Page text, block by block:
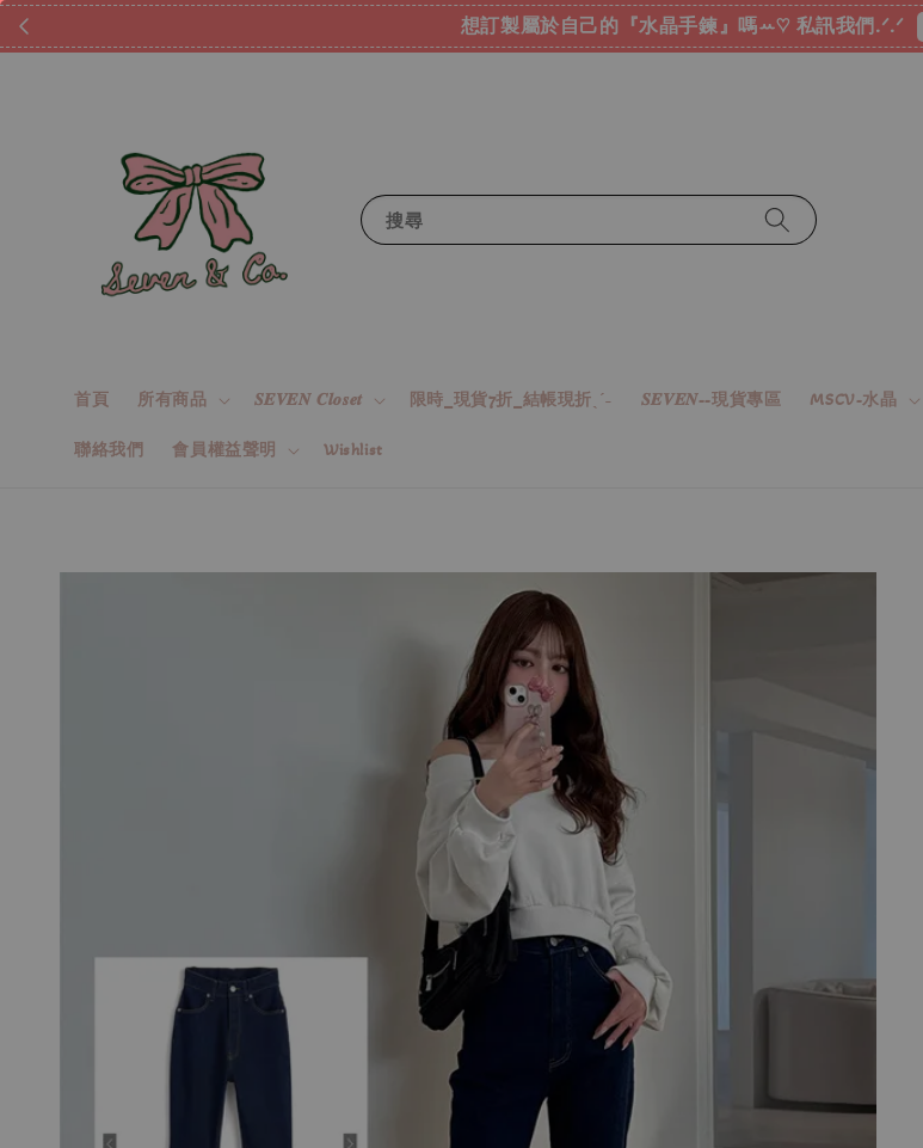
想訂製屬於自己的『水晶手鍊』嗎ꕀ♡ 私訊我們.ᐟ.ᐟ
搜尋
首頁 所有商品 𝑺𝑬𝑽𝑬𝑵 𝑪𝒍𝒐𝒔𝒆𝒕 限時_現貨7折_結帳現折ˎˊ˗ 𝑺𝑬𝑽𝑬𝑵--現貨專區 MSCV-水晶
聯絡我們 會員權益聲明 Wishlist